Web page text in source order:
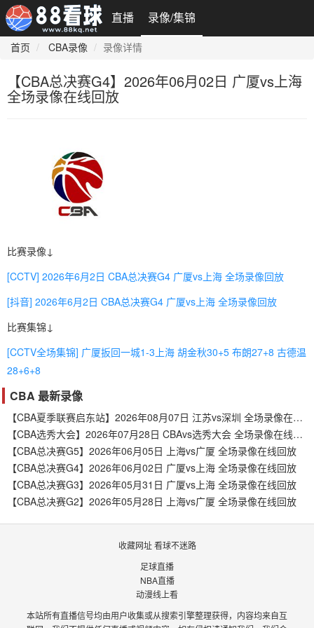
直播 录像/集锦
首页 CBA录像 录像详情
【CBA总决赛G4】2026年06月02日 广厦vs上海
全场录像在线回放
比赛录像↓
[CCTV] 2026年6月2日 CBA总决赛G4 广厦vs上海 全场录像回放
[抖音] 2026年6月2日 CBA总决赛G4 广厦vs上海 全场录像回放
比赛集锦↓
[CCTV全场集锦] 广厦扳回一城1-3上海 胡金秋30+5 布朗27+8 古德温
28+6+8
CBA 最新录像
【CBA夏季联赛启东站】2026年08月07日 江苏vs深圳 全场录像在线回放
【CBA选秀大会】2026年07月28日 CBAvs选秀大会 全场录像在线回放
【CBA总决赛G5】2026年06月05日 上海vs广厦 全场录像在线回放
【CBA总决赛G4】2026年06月02日 广厦vs上海 全场录像在线回放
【CBA总决赛G3】2026年05月31日 广厦vs上海 全场录像在线回放
【CBA总决赛G2】2026年05月28日 上海vs广厦 全场录像在线回放
收藏网址 看球不迷路
足球直播
NBA直播
动漫线上看
本站所有直播信号均由用户收集或从搜索引擎整理获得，内容均来自互